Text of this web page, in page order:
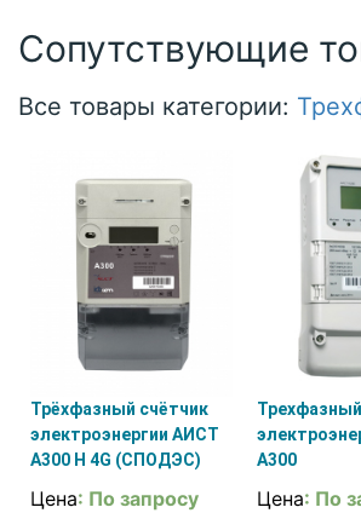
Сопутствующие
Все товары категории:
Трёхфазный счётчик
электроэнергии АИСТ
А300 H 4G (СПОДЭС)
Цена: По запросу
А300
Цена: По